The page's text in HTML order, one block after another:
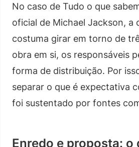
No caso de Tudo o que
oficial de Michael Jackson, a
costuma girar em torno de
obra em si, os responsáveis
forma de distribuição. Por
separar o que é expectativa
foi sustentado por fontes
Enredo e proposta: o